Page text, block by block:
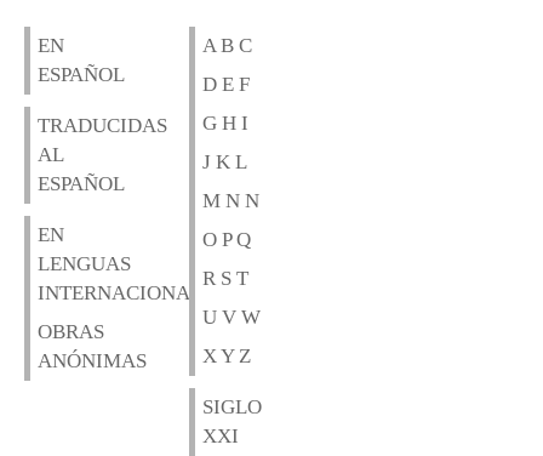
EN
ESPAÑOL
TRADUCIDAS
AL
ESPAÑOL
EN
LENGUAS
INTERNACIONALES
OBRAS
ANÓNIMAS
A B C
D E F
G H I
J K L
M N N
O P Q
R S T
U V W
X Y Z
SIGLO
XXI